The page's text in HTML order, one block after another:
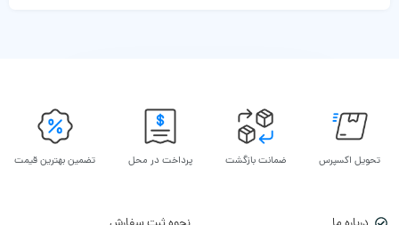
تحویل اکسپرس ضمانت بازگشت پرداخت در محل تضمین بهترین قیمت